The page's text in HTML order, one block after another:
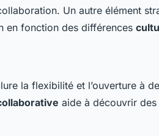
Un autre élément
en fonction des différences
la flexibilité et l’ouverture à
aide à découvrir